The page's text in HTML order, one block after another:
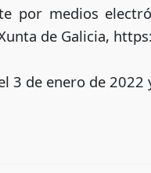
por medios
de Galicia,
3 de enero de